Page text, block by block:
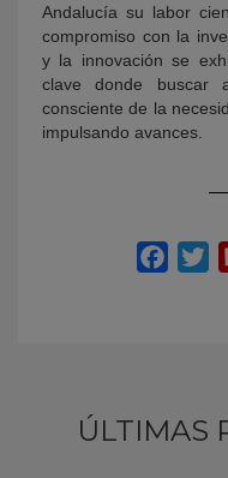
Andalucía su labor
compromiso con la
y la innovación se
clave donde buscar
consciente de la
impulsando avances.
ÚLTIMAS